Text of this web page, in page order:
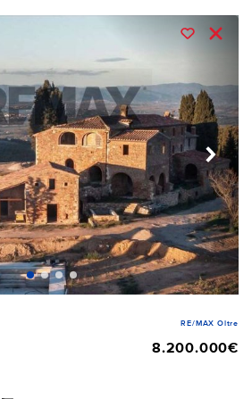
RE/MAX Oltre
8.200.000€